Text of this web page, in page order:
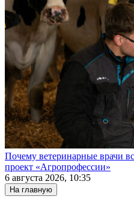
Почему ветеринарные врачи
проект «Агропрофессии»
6 августа 2026, 10:35
На главную